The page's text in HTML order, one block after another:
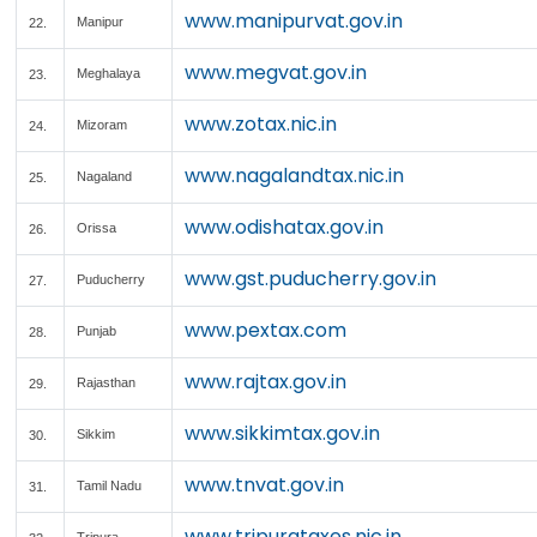
22. Manipur www.manipurvat.gov.in
23. Meghalaya www.megvat.gov.in
24. Mizoram www.zotax.nic.in
25. Nagaland www.nagalandtax.nic.in
26. Orissa www.odishatax.gov.in
27. Puducherry www.gst.puducherry.gov.in
28. Punjab www.pextax.com
29. Rajasthan www.rajtax.gov.in
30. Sikkim www.sikkimtax.gov.in
31. Tamil Nadu www.tnvat.gov.in